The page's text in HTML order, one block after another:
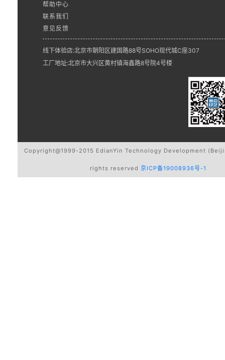
帮助中心
联系我们
意见反馈
线下体验店:北京市朝阳区建国路88号SOHO现代城C座307
工厂地址:北京市大兴区黄村镇海鑫路8号院4号楼
Copyright@1999-2015 EdianYin Technology Development
rights reserved 京ICP备19008936号-1